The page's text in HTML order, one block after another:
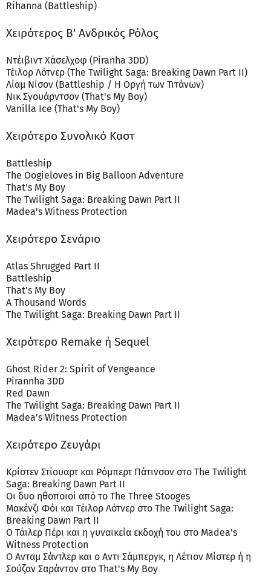
Rihanna (Battleship)
Χειρότερος Β' Ανδρικός Ρόλος
Ντέιβιντ Χάσελχοφ (Piranha 3DD)
Τέιλορ Λότνερ (The Twilight Saga: Breaking Dawn Part II)
Λίαμ Νίσον (Battleship / H Οργή των Τιτάνων)
Νικ Σγουάρντσον (That's My Boy)
Vanilla Ice (That's My Boy)
Χειρότερο Συνολικό Καστ
Battleship
The Oogieloves in Big Balloon Adventure
That's My Boy
The Twilight Saga: Breaking Dawn Part II
Madea's Witness Protection
Χειρότερο Σενάριο
Atlas Shrugged Part II
Battleship
That's My Boy
A Thousand Words
The Twilight Saga: Breaking Dawn Part II
Χειρότερο Remake ή Sequel
Ghost Rider 2: Spirit of Vengeance
Pirannha 3DD
Red Dawn
The Twilight Saga: Breaking Dawn Part II
Madea's Witness Protection
Χειρότερο Ζευγάρι
Κρίστεν Στίουαρτ και Ρόμπερτ Πάτινσον στο The Twilight
Saga: Breaking Dawn Part II
Οι δυο ηθοποιοί από το The Three Stooges
Μακένζι Φόι και Τέιλορ Λότνερ στο The Twilight Saga:
Breaking Dawn Part II
Ο Τάιλερ Πέρι και η γυναικεία εκδοχή του στο Madea's
Witness Protection
Ο Ανταμ Σάντλερ και ο Αντι Σάμπεργκ, η Λέτιον Μίστερ ή η
Σούζαν Σαράντον στο That's My Boy